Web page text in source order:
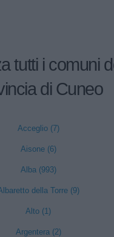
tutti i comuni
di Cuneo
Acceglio (7)
Aisone (6)
Alba (993)
della Torre (9)
Alto (1)
Argentera (2)